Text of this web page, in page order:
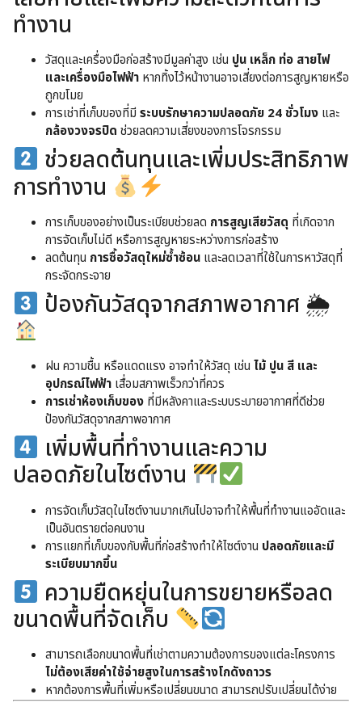
ทำงาน
วัสดุและเครื่องมือก่อสร้างมีมูลค่าสูง เช่น ปูน เหล็ก ท่อ สายไฟ
และเครื่องมือไฟฟ้า หากทิ้งไว้หน้างานอาจเสี่ยงต่อการสูญหายหรือ
ถูกขโมย
การเช่าที่เก็บของที่มี ระบบรักษาความปลอดภัย 24 ชั่วโมง และ
กล้องวงจรปิด ช่วยลดความเสี่ยงของการโจรกรรม
ช่วยลดต้นทุนและเพิ่มประสิทธิภาพ
การทำงาน
การเก็บของอย่างเป็นระเบียบช่วยลด การสูญเสียวัสดุ ที่เกิดจาก
การจัดเก็บไม่ดี หรือการสูญหายระหว่างการก่อสร้าง
ลดต้นทุน การซื้อวัสดุใหม่ซ้ำซ้อน และลดเวลาที่ใช้ในการหาวัสดุที่
กระจัดกระจาย
ป้องกันวัสดุจากสภาพอากาศ 🌦
ฝน ความชื้น หรือแดดแรง อาจทำให้วัสดุ เช่น ไม้ ปูน สี และ
อุปกรณ์ไฟฟ้า เสื่อมสภาพเร็วกว่าที่ควร
การเช่าห้องเก็บของ ที่มีหลังคาและระบบระบายอากาศที่ดีช่วย
ป้องกันวัสดุจากสภาพอากาศ
เพิ่มพื้นที่ทำงานและความ
ปลอดภัยในไซต์งาน
การจัดเก็บวัสดุในไซต์งานมากเกินไปอาจทำให้พื้นที่ทำงานแออัดและ
เป็นอันตรายต่อคนงาน
การแยกที่เก็บของกับพื้นที่ก่อสร้างทำให้ไซต์งาน ปลอดภัยและมี
ระเบียบมากขึ้น
ความยืดหยุ่นในการขยายหรือลด
ขนาดพื้นที่จัดเก็บ
สามารถเลือกขนาดพื้นที่เช่าตามความต้องการของแต่ละโครงการ
ไม่ต้องเสียค่าใช้จ่ายสูงในการสร้างโกดังถาวร
หากต้องการพื้นที่เพิ่มหรือเปลี่ยนขนาด สามารถปรับเปลี่ยนได้ง่าย